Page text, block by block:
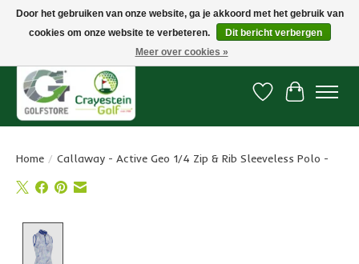
Snelle levering, gratis vanaf € 100. Onze oncourse Golfshop in Dordrecht is
Verlanglijst
Home / Callaway - Active Geo 1/4 Zip & Rib Sleeveless Polo -
Door het gebruiken van onze website, ga je akkoord met het gebruik van
cookies om onze website te verbeteren.
Dit bericht verbergen
Meer over cookies »